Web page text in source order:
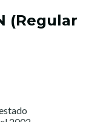
(Regular